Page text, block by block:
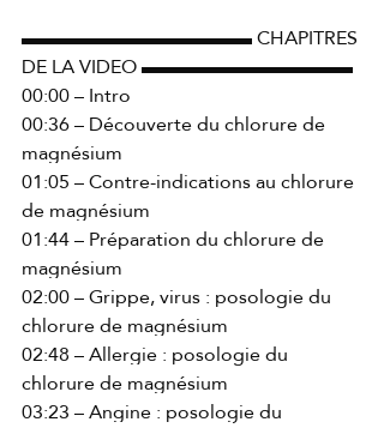
▬▬▬▬▬▬▬▬▬▬▬▬ CHAPITRES
DE LA VIDEO ▬▬▬▬▬▬▬▬▬▬▬
00:00 – Intro
00:36 – Découverte du chlorure de
magnésium
01:05 – Contre-indications au chlorure
de magnésium
01:44 – Préparation du chlorure de
magnésium
02:00 – Grippe, virus : posologie du
chlorure de magnésium
02:48 – Allergie : posologie du
chlorure de magnésium
03:23 – Angine : posologie du